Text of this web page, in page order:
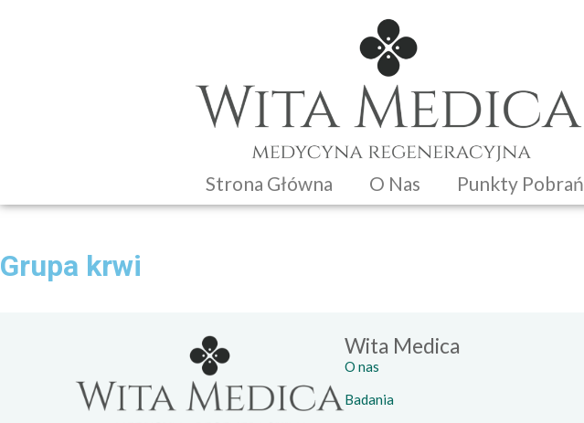
Strona Główna O Nas Punkty Pobrań
Grupa krwi
Wita Medica
O nas
Badania